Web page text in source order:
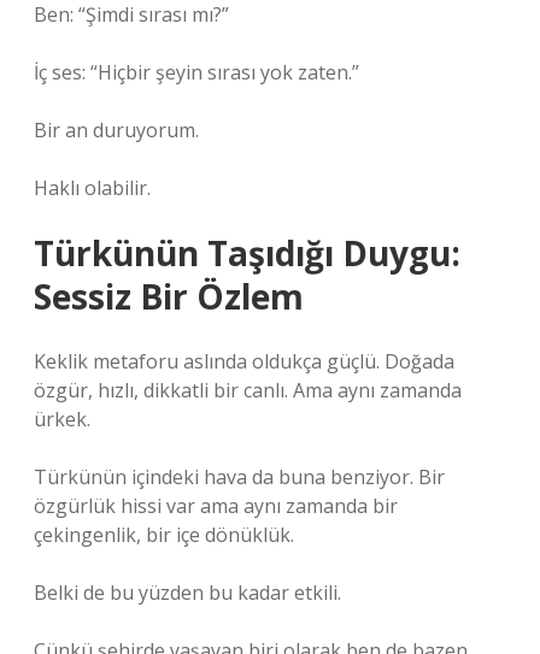
Ben: “Şimdi sırası mı?”
İç ses: “Hiçbir şeyin sırası yok zaten.”
Bir an duruyorum.
Haklı olabilir.
Türkünün Taşıdığı Duygu:
Sessiz Bir Özlem
Keklik metaforu aslında oldukça güçlü. Doğada
özgür, hızlı, dikkatli bir canlı. Ama aynı zamanda
ürkek.
Türkünün içindeki hava da buna benziyor. Bir
özgürlük hissi var ama aynı zamanda bir
çekingenlik, bir içe dönüklük.
Belki de bu yüzden bu kadar etkili.